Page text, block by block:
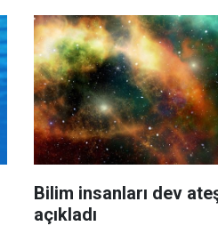
Bilim insanları dev
açıkladı